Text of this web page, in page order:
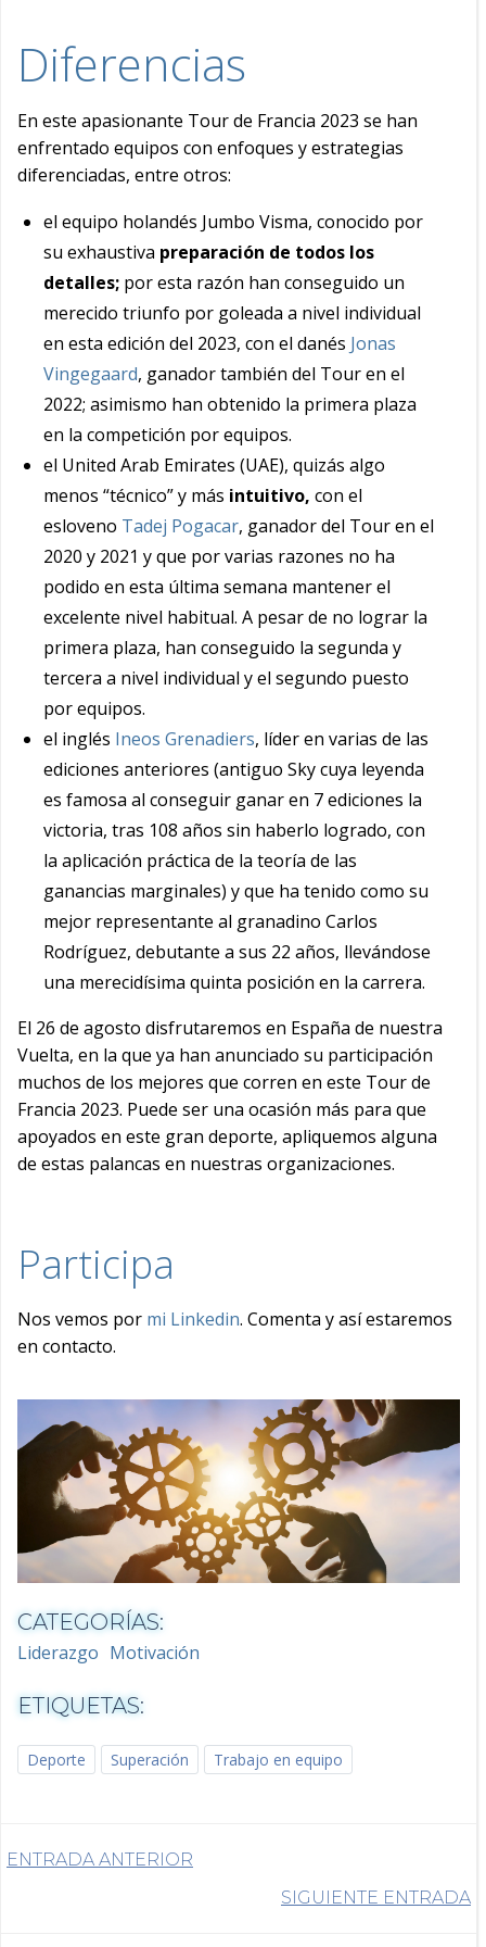
Diferencias
En este apasionante Tour de Francia 2023 se han
enfrentado equipos con enfoques y estrategias
diferenciadas, entre otros:
el equipo holandés Jumbo Visma, conocido por
su exhaustiva preparación de todos los
detalles; por esta razón han conseguido un
merecido triunfo por goleada a nivel individual
en esta edición del 2023, con el danés Jonas
Vingegaard, ganador también del Tour en el
2022; asimismo han obtenido la primera plaza
en la competición por equipos.
el United Arab Emirates (UAE), quizás algo
menos “técnico” y más intuitivo, con el
esloveno Tadej Pogacar, ganador del Tour en el
2020 y 2021 y que por varias razones no ha
podido en esta última semana mantener el
excelente nivel habitual. A pesar de no lograr la
primera plaza, han conseguido la segunda y
tercera a nivel individual y el segundo puesto
por equipos.
el inglés Ineos Grenadiers, líder en varias de las
ediciones anteriores (antiguo Sky cuya leyenda
es famosa al conseguir ganar en 7 ediciones la
victoria, tras 108 años sin haberlo logrado, con
la aplicación práctica de la teoría de las
ganancias marginales) y que ha tenido como su
mejor representante al granadino Carlos
Rodríguez, debutante a sus 22 años, llevándose
una merecidísima quinta posición en la carrera.
El 26 de agosto disfrutaremos en España de nuestra
Vuelta, en la que ya han anunciado su participación
muchos de los mejores que corren en este Tour de
Francia 2023. Puede ser una ocasión más para que
apoyados en este gran deporte, apliquemos alguna
de estas palancas en nuestras organizaciones.
Participa
Nos vemos por mi Linkedin. Comenta y así estaremos
en contacto.
CATEGORÍAS:
Liderazgo Motivación
ETIQUETAS:
Deporte Superación Trabajo en equipo
Navegación
ENTRADA ANTERIOR
SIGUIENTE ENTRADA